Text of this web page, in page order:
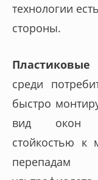
технологии
стороны.
Пластиковые
среди
быстро
вид окон
стойкостью к
перепадам